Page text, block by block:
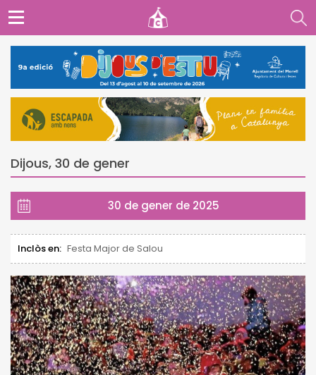
Dijous, 30 de gener
30 de gener de 2025
Inclòs en: Festa Major de Salou